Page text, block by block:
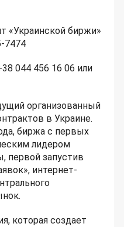
«Украинской биржи»
7474
044 456 16 06 или
организованный
в Украине.
биржа с первых
лидером
первой запустив
интернет-
которая создает